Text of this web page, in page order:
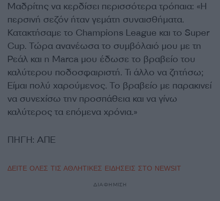
Μαδρίτης να κερδίσει περισσότερα τρόπαια: «Η
περσινή σεζόν ήταν γεμάτη συναισθήματα.
Κατακτήσαμε το Champions League και το Super
Cup. Τώρα ανανέωσα το συμβόλαιό μου με τη
Ρεάλ και η Marca μου έδωσε το βραβείο του
καλύτερου ποδοσφαιριστή. Τι άλλο να ζητήσω;
Είμαι πολύ χαρούμενος. Το βραβείο με παρακινεί
να συνεχίσω την προσπάθεια και να γίνω
καλύτερος τα επόμενα χρόνια.»
ΠΗΓΗ: ΑΠΕ
ΔΕΙΤΕ ΟΛΕΣ ΤΙΣ ΑΘΛΗΤΙΚΕΣ ΕΙΔΗΣΕΙΣ ΣΤΟ NEWSIT
ΔΙΑΦΗΜΙΣΗ